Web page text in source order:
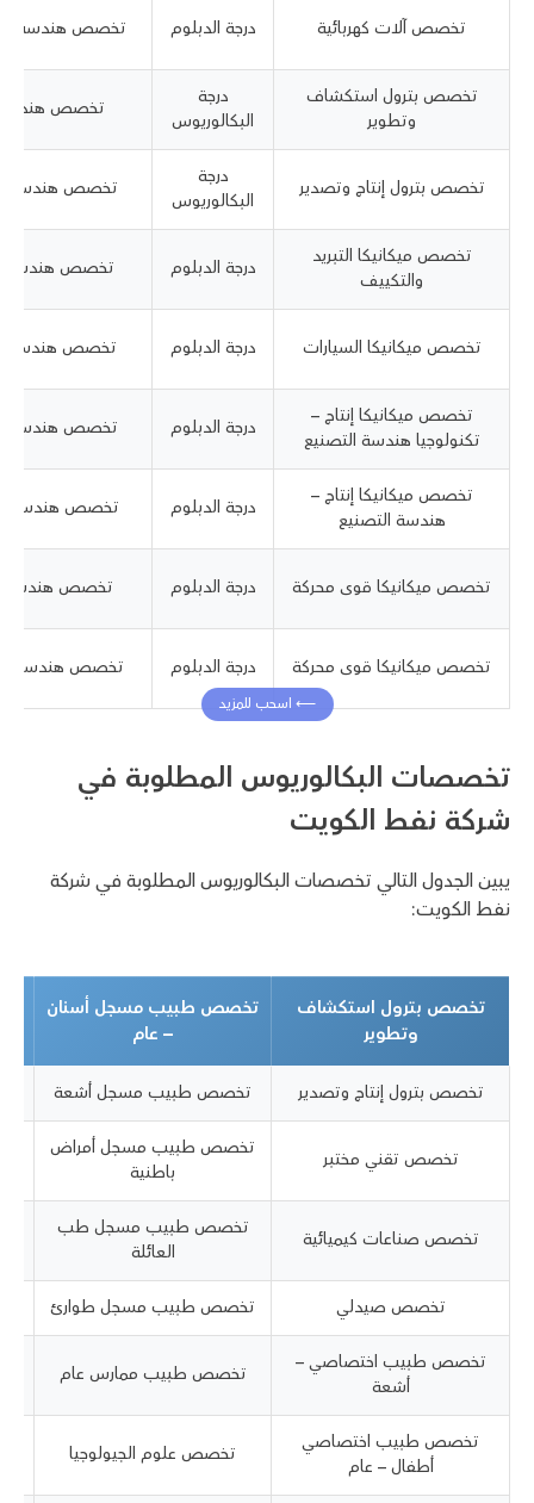
تخصص آلات كهربائية درجة الدبلوم تخصص هندسة
تخصص بترول استكشاف
وتطوير
درجة
البكالوريوس
تخصص هندسة
تخصص بترول إنتاج وتصدير
درجة
البكالوريوس
تخصص هندسة
تخصص ميكانيكا التبريد
والتكييف
درجة الدبلوم تخصص هندسة
تخصص ميكانيكا السيارات درجة الدبلوم تخصص هندسة
تخصص ميكانيكا إنتاج –
تكنولوجيا هندسة التصنيع
درجة الدبلوم تخصص هندسة
تخصص ميكانيكا إنتاج –
هندسة التصنيع
درجة الدبلوم تخصص هندسة
تخصص ميكانيكا قوى محركة درجة الدبلوم تخصص هندسة
تخصص ميكانيكا قوى محركة درجة الدبلوم تخصص هندسة
تخصصات البكالوريوس المطلوبة في
شركة نفط الكويت
يبين الجدول التالي تخصصات البكالوريوس المطلوبة في شركة
نفط الكويت:
تخصص بترول استكشاف
وتطوير
تخصص طبيب مسجل أسنان
– عام
تخصص بترول إنتاج وتصدير تخصص طبيب مسجل أشعة
تخصص تقني مختبر
تخصص طبيب مسجل أمراض
باطنية
تخصص صناعات كيميائية
تخصص طبيب مسجل طب
العائلة
تخصص صيدلي تخصص طبيب مسجل طوارئ
تخصص طبيب اختصاصي –
أشعة
تخصص طبيب ممارس عام
تخصص طبيب اختصاصي
أطفال – عام
تخصص علوم الجيولوجيا